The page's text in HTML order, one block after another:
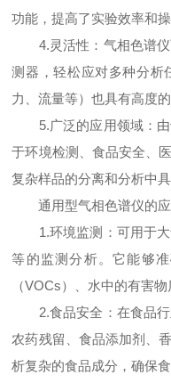
功能，提高了实验效率和操
4.灵活性：气相色谱仪
测器，轻松应对多种分析
力、流量等）也具有高度的
5.广泛的应用领域：由
于环境检测、食品安全、
复杂样品的分离和分析中
通用型气相色谱仪的应
1.环境监测：可用于大
等的监测分析。它能够
（VOCs）、水中的有害
2.食品安全：在食品行
农药残留、食品添加剂、
析复杂的食品成分，确保食